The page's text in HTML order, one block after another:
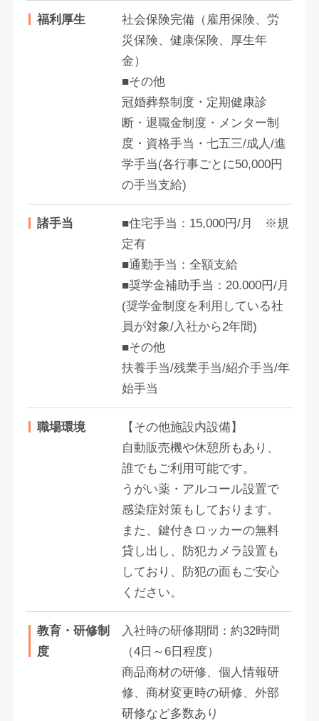
福利厚生
社会保険完備（雇用保険、労
災保険、健康保険、厚生年
金）
■その他
冠婚葬祭制度・定期健康診
断・退職金制度・メンター制
度・資格手当・七五三/成人/進
学手当(各行事ごとに50,000円
の手当支給)
諸手当
■住宅手当：15,000円/月 ※規
定有
■通勤手当：全額支給
■奨学金補助手当：20.000円/月
(奨学金制度を利用している社
員が対象/入社から2年間)
■その他
扶養手当/残業手当/紹介手当/年
始手当
職場環境
【その他施設内設備】
自動販売機や休憩所もあり、
誰でもご利用可能です。
うがい薬・アルコール設置で
感染症対策もしております。
また、鍵付きロッカーの無料
貸し出し、防犯カメラ設置も
しており、防犯の面もご安心
ください。
教育・研修制
度
入社時の研修期間：約32時間
（4日～6日程度）
商品商材の研修、個人情報研
修、商材変更時の研修、外部
研修など多数あり